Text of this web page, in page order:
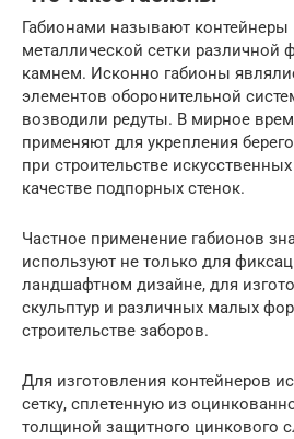
Габионами называют
металлической сетки
камнем. Исконно габионы
элементов оборонительной
возводили редуты. В мирное
применяют для укрепления
при строительстве
качестве подпорных стенок.
Частное применение габионов
используют не только для
ландшафтном дизайне, для
скульптур и различных малых
строительстве заборов.
Для изготовления контейнеров
сетку, сплетенную из
толщиной защитного цинкового